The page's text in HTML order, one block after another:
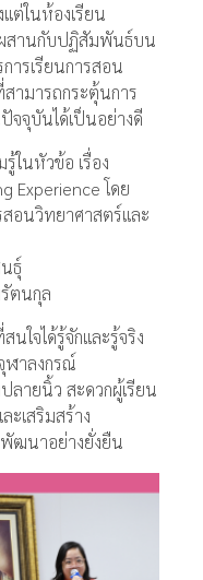
ต่ในห้องเรียน
สานกับปฏิสัมพันธ์บน
ารเรียนการสอน
ามารถกระตุ้นการ
จจุบันได้เป็นอย่างดี
ในหัวข้อ เรื่อง
Experience โดย
อนวิทยาศาสตร์และ
ธุ์
ตนกุล
นใจได้รู้จักและรู้จริง
ฬาลงกรณ์
ลายนิ้ว สะดวกผู้เรียน
ะเสริมสร้าง
พัฒนาอย่างยั่งยืน